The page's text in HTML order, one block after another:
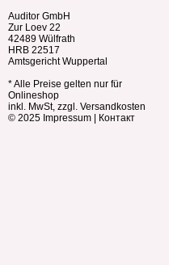
Auditor GmbH
Zur Loev 22
42489 Wülfrath
HRB 22517
Amtsgericht Wuppertal
* Alle Preise gelten nur für
Onlineshop
inkl. MwSt, zzgl. Versandkosten
© 2025 Impressum Контакт